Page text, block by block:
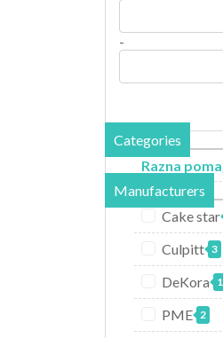
-
Categories
Razna
Manufacturers
Cake star
Culpitt 3
DeKora 1
PME 2